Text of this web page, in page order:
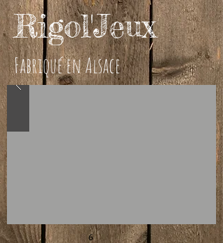
Rigol'Jeux
Fabriqué en Alsace
6